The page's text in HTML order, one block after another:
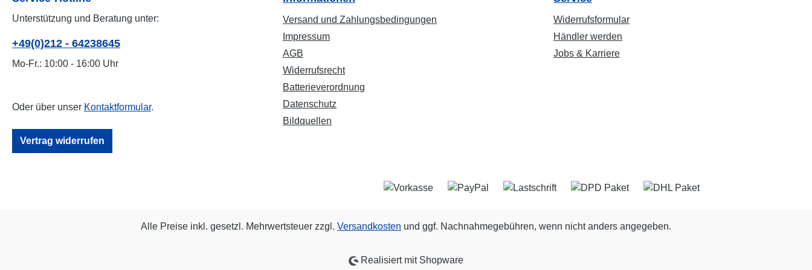
Unterstützung und Beratung unter:
+49(0)212 - 64238645
Mo-Fr.: 10:00 - 16:00 Uhr
Oder über unser Kontaktformular.
Vertrag widerrufen
Versand und Zahlungsbedingungen
Impressum
AGB
Widerrufsrecht
Batterieverordnung
Datenschutz
Bildquellen
Widerrufsformular
Händler werden
Jobs & Karriere
Alle Preise inkl. gesetzl. Mehrwertsteuer zzgl. Versandkosten und ggf. Nachnahmegebühren, wenn nicht anders angegeben.
Realisiert mit Shopware